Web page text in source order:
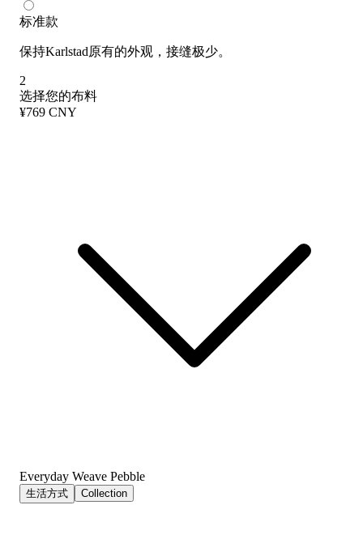
标准款
保持Karlstad原有的外观，接缝极少。
2
选择您的布料
¥769 CNY
Everyday Weave Pebble
生活方式 Collection